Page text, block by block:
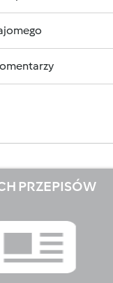
PRZEPISÓW